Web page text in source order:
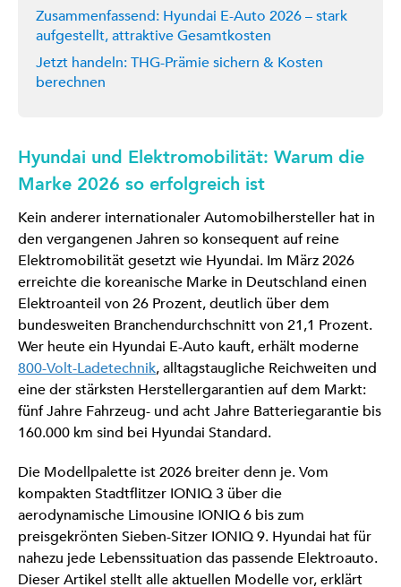
Zusammenfassend: Hyundai E-Auto 2026 – stark
aufgestellt, attraktive Gesamtkosten
Jetzt handeln: THG-Prämie sichern & Kosten
berechnen
Hyundai und Elektromobilität: Warum die
Marke 2026 so erfolgreich ist
Kein anderer internationaler Automobilhersteller hat in
den vergangenen Jahren so konsequent auf reine
Elektromobilität gesetzt wie Hyundai. Im März 2026
erreichte die koreanische Marke in Deutschland einen
Elektroanteil von 26 Prozent, deutlich über dem
bundesweiten Branchendurchschnitt von 21,1 Prozent.
Wer heute ein Hyundai E-Auto kauft, erhält moderne
800-Volt-Ladetechnik, alltagstaugliche Reichweiten und
eine der stärksten Herstellergarantien auf dem Markt:
fünf Jahre Fahrzeug- und acht Jahre Batteriegarantie bis
160.000 km sind bei Hyundai Standard.
Die Modellpalette ist 2026 breiter denn je. Vom
kompakten Stadtflitzer IONIQ 3 über die
aerodynamische Limousine IONIQ 6 bis zum
preisgekrönten Sieben-Sitzer IONIQ 9. Hyundai hat für
nahezu jede Lebenssituation das passende Elektroauto.
Dieser Artikel stellt alle aktuellen Modelle vor, erklärt